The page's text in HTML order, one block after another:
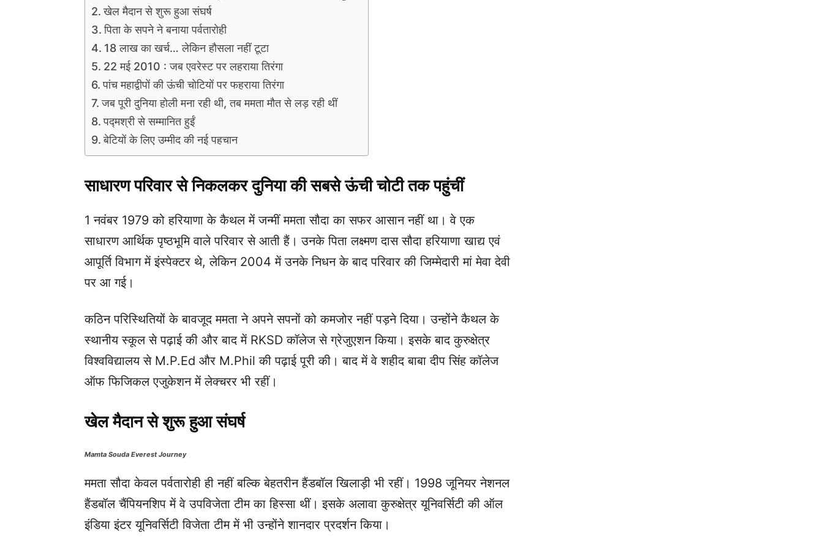
खेल मैदान से शुरू हुआ संघर्ष
पिता के सपने ने बनाया पर्वतारोही
18 लाख का खर्च… लेकिन हौसला नहीं टूटा
22 मई 2010 : जब एवरेस्ट पर लहराया तिरंगा
पांच महाद्वीपों की ऊंची चोटियों पर फहराया तिरंगा
जब पूरी दुनिया होली मना रही थी, तब ममता मौत से लड़ रही थीं
पद्मश्री से सम्मानित हुईं
बेटियों के लिए उम्मीद की नई पहचान
साधारण परिवार से निकलकर दुनिया की सबसे ऊंची चोटी तक पहुंचीं
1 नवंबर 1979 को हरियाणा के कैथल में जन्मीं ममता सौदा का सफर आसान नहीं था। वे एक
साधारण आर्थिक पृष्ठभूमि वाले परिवार से आती हैं। उनके पिता लक्ष्मण दास सौदा हरियाणा खाद्य एवं
आपूर्ति विभाग में इंस्पेक्टर थे, लेकिन 2004 में उनके निधन के बाद परिवार की जिम्मेदारी मां मेवा देवी
पर आ गई।
कठिन परिस्थितियों के बावजूद ममता ने अपने सपनों को कमजोर नहीं पड़ने दिया। उन्होंने कैथल के
स्थानीय स्कूल से पढ़ाई की और बाद में RKSD कॉलेज से ग्रेजुएशन किया। इसके बाद कुरुक्षेत्र
विश्वविद्यालय से M.P.Ed और M.Phil की पढ़ाई पूरी की। बाद में वे शहीद बाबा दीप सिंह कॉलेज
ऑफ फिजिकल एजुकेशन में लेक्चरर भी रहीं।
खेल मैदान से शुरू हुआ संघर्ष
Mamta Souda Everest Journey
ममता सौदा केवल पर्वतारोही ही नहीं बल्कि बेहतरीन हैंडबॉल खिलाड़ी भी रहीं। 1998 जूनियर नेशनल
हैंडबॉल चैंपियनशिप में वे उपविजेता टीम का हिस्सा थीं। इसके अलावा कुरुक्षेत्र यूनिवर्सिटी की ऑल
इंडिया इंटर यूनिवर्सिटी विजेता टीम में भी उन्होंने शानदार प्रदर्शन किया।